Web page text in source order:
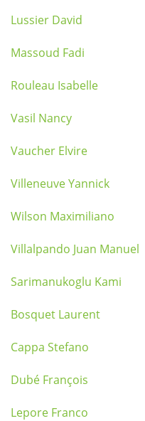
Lussier David
Massoud Fadi
Rouleau Isabelle
Vasil Nancy
Vaucher Elvire
Villeneuve Yannick
Wilson Maximiliano
Villalpando Juan Manuel
Sarimanukoglu Kami
Bosquet Laurent
Cappa Stefano
Dubé François
Lepore Franco